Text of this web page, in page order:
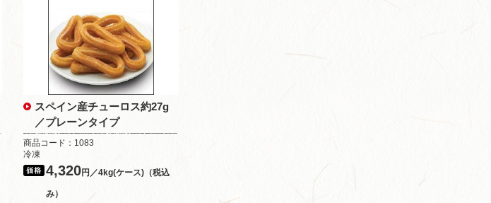
スペイン産チューロス約27g
／プレーンタイプ
商品コード：1083
冷凍
4,320円／4kg(ケース)（税込
み）